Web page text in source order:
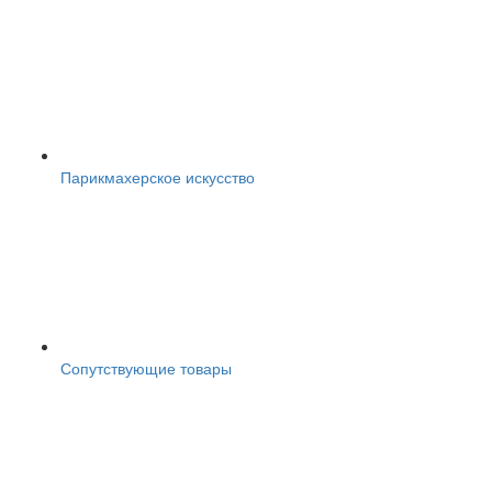
Парикмахерское искусство
Сопутствующие товары